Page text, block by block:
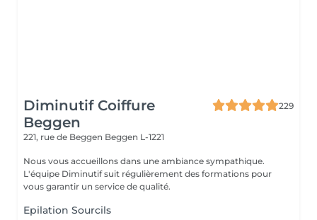
Diminutif Coiffure
Beggen
229
221, rue de Beggen Beggen L-1221
Nous vous accueillons dans une ambiance sympathique.
L'équipe Diminutif suit régulièrement des formations pour
vous garantir un service de qualité.
Epilation Sourcils